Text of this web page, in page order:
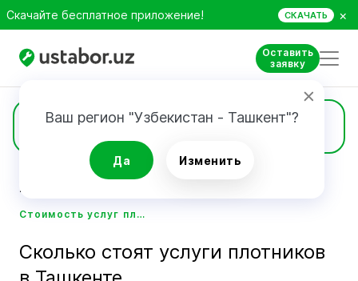
Скачайте бесплатное приложение! СКАЧАТЬ ×
Оставить
заявку
Ваш регион "Узбекистан - Ташкент"?
Да Изменить
Цены
Главная
Стоимость услуг плотников в Ташкенте - Ustabor.uz
Сколько стоят услуги плотников